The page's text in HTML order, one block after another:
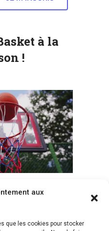
aux
que les cookies pour stocker
à la
!
paniers